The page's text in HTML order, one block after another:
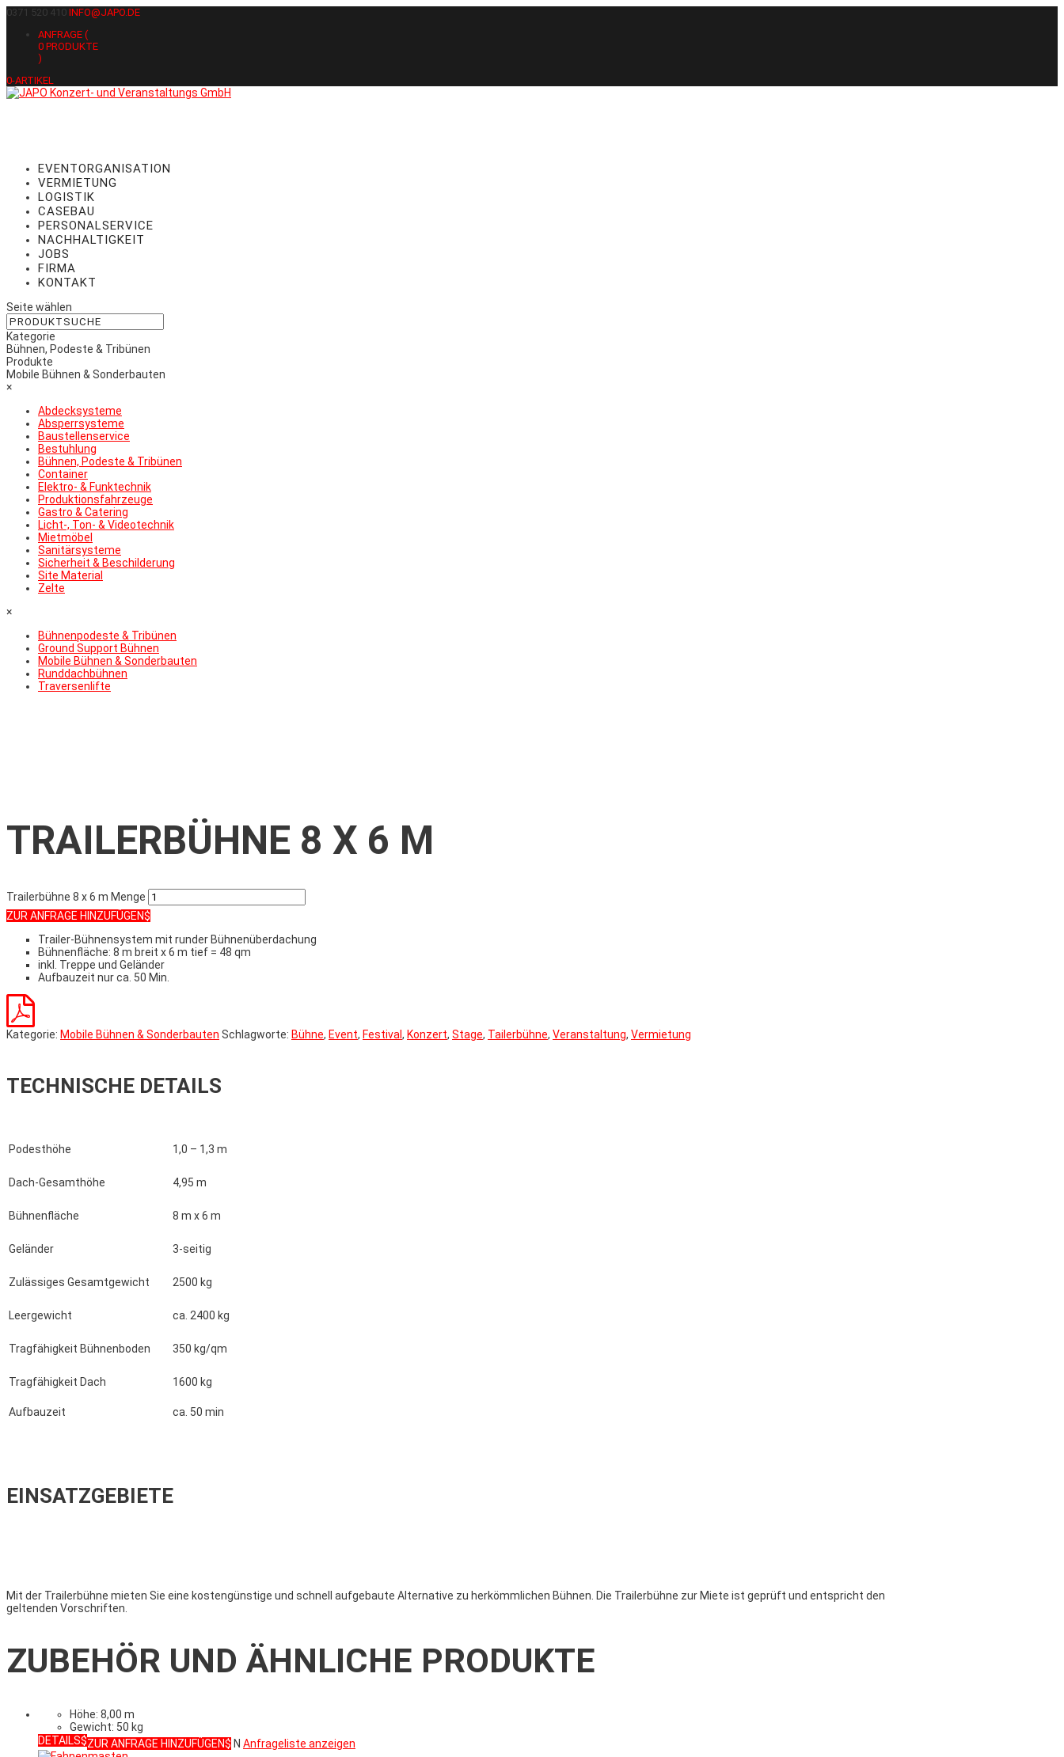
0371 520 410 INFO@JAPO.DE
ANFRAGE (
0 PRODUKTE
)
0-ARTIKEL
EVENTORGANISATION
VERMIETUNG
LOGISTIK
CASEBAU
PERSONALSERVICE
NACHHALTIGKEIT
JOBS
FIRMA
KONTAKT
Seite wählen
Kategorie
Bühnen, Podeste & Tribünen
Produkte
Mobile Bühnen & Sonderbauten
×
Abdecksysteme
Absperrsysteme
Baustellenservice
Bestuhlung
Bühnen, Podeste & Tribünen
Container
Elektro- & Funktechnik
Produktionsfahrzeuge
Gastro & Catering
Licht-, Ton- & Videotechnik
Mietmöbel
Sanitärsysteme
Sicherheit & Beschilderung
Site Material
Zelte
×
Bühnenpodeste & Tribünen
Ground Support Bühnen
Mobile Bühnen & Sonderbauten
Runddachbühnen
Traversenlifte
TRAILERBÜHNE 8 X 6 M
Trailerbühne 8 x 6 m Menge
ZUR ANFRAGE HINZUFÜGEN
Trailer-Bühnensystem mit runder Bühnenüberdachung
Bühnenfläche: 8 m breit x 6 m tief = 48 qm
inkl. Treppe und Geländer
Aufbauzeit nur ca. 50 Min.
Kategorie: Mobile Bühnen & Sonderbauten Schlagworte: Bühne, Event, Festival , Konzert, Stage, Tailerbühne, Veranstaltung, Vermietung
TECHNISCHE DETAILS
Podesthöhe 1,0 – 1,3 m
Dach-Gesamthöhe 4,95 m
Bühnenfläche 8 m x 6 m
Geländer 3-seitig
Zulässiges Gesamtgewicht 2500 kg
Leergewicht ca. 2400 kg
Tragfähigkeit Bühnenboden 350 kg/qm
Tragfähigkeit Dach 1600 kg
Aufbauzeit ca. 50 min
EINSATZGEBIETE
Mit der Trailerbühne mieten Sie eine kostengünstige und schnell aufgebaute Alternative zu herkömmlichen Bühnen. Die Trailerbühne zur Miete ist geprüft und entspricht den
geltenden Vorschriften.
ZUBEHÖR UND ÄHNLICHE PRODUKTE
Höhe: 8,00 m
Gewicht: 50 kg
DETAILS
ZUR ANFRAGE HINZUFÜGEN N Anfrageliste anzeigen